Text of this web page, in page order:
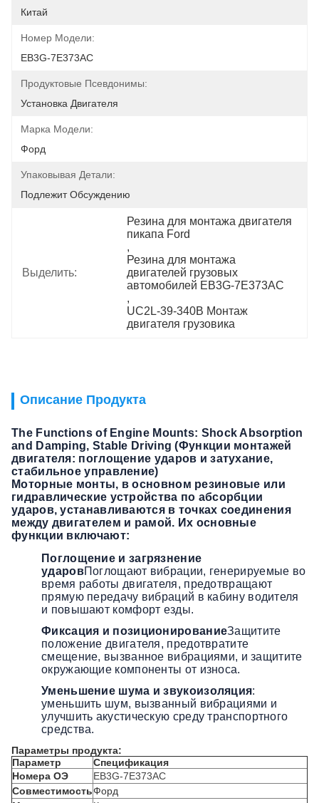
Китай
Номер Модели:
EB3G-7E373AC
Продуктовые Псевдонимы:
Установка Двигателя
Марка Модели:
Форд
Упаковывая Детали:
Подлежит Обсуждению
Выделить:
Резина для монтажа двигателя
пикапа Ford
,
Резина для монтажа
двигателей грузовых
автомобилей EB3G-7E373AC
,
UC2L-39-340B Монтаж
двигателя грузовика
Описание Продукта
The Functions of Engine Mounts: Shock Absorption
and Damping, Stable Driving (Функции монтажей
двигателя: поглощение ударов и затухание,
стабильное управление)
Моторные монты, в основном резиновые или
гидравлические устройства по абсорбции
ударов, устанавливаются в точках соединения
между двигателем и рамой. Их основные
функции включают:
Поглощение и загрязнение
ударовПоглощают вибрации, генерируемые во
время работы двигателя, предотвращают
прямую передачу вибраций в кабину водителя
и повышают комфорт езды.
Фиксация и позиционированиеЗащитите
положение двигателя, предотвратите
смещение, вызванное вибрациями, и защитите
окружающие компоненты от износа.
Уменьшение шума и звукоизоляция:
уменьшить шум, вызванный вибрациями и
улучшить акустическую среду транспортного
средства.
Параметры продукта:
Параметр
Спецификация
Номера ОЭ
EB3G-7E373AC
СовместимостьФорд